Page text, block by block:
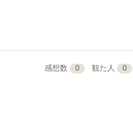
感想数 0 観た人 0